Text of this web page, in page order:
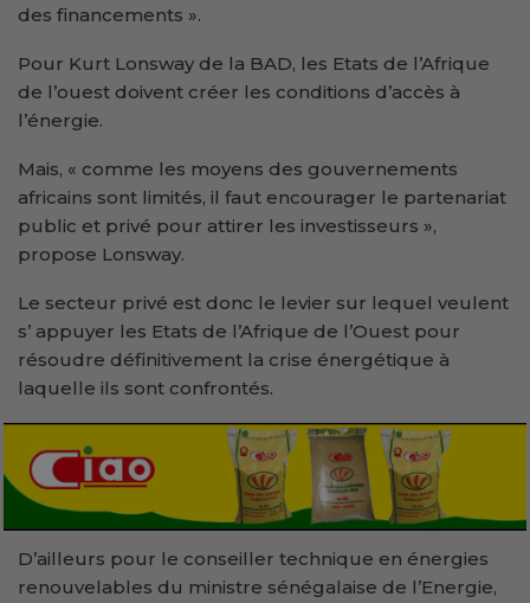
des financements ».
Pour Kurt Lonsway de la BAD, les Etats de l’Afrique
de l’ouest doivent créer les conditions d’accès à
l’énergie.
Mais, « comme les moyens des gouvernements
africains sont limités, il faut encourager le partenariat
public et privé pour attirer les investisseurs »,
propose Lonsway.
Le secteur privé est donc le levier sur lequel veulent
s’ appuyer les Etats de l’Afrique de l’Ouest pour
résoudre définitivement la crise énergétique à
laquelle ils sont confrontés.
D’ailleurs pour le conseiller technique en énergies
renouvelables du ministre sénégalaise de l’Energie,